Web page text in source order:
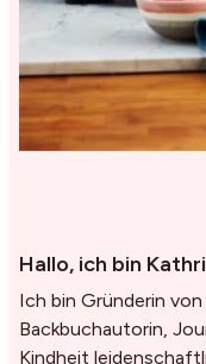
Hallo, ich bin
Ich bin Gründerin von
Backbuchautorin,
Kindheit